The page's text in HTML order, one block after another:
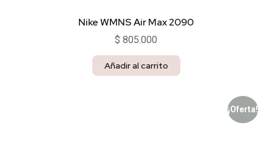
Nike WMNS Air Max 2090
$ 805.000
Añadir al carrito
¡Oferta!